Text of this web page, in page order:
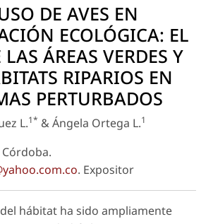
DE AVES EN
ECOLÓGICA: EL
ÁREAS VERDES Y
RIPARIOS EN
PERTURBADOS
L.1* & Ángela Ortega L.1
. Expositor
hábitat ha sido ampliamente